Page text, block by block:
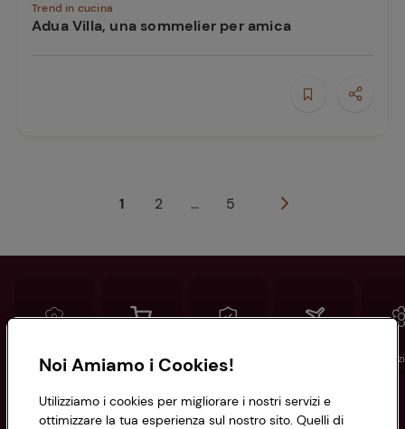
Trend in cucina
Adua Villa, una sommelier per amica
1 2 ... 5
Conad Spesa online Assicurazioni
Informazioni
Noi Amiamo i Cookies!
Utilizziamo i cookies per migliorare i nostri servizi e
ottimizzare la tua esperienza sul nostro sito. Quelli di